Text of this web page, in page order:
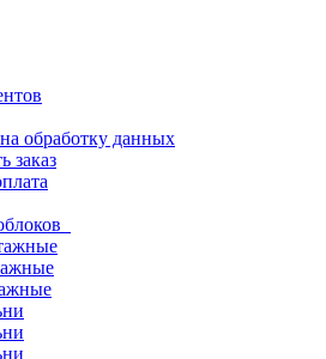
обработку данных
заказ